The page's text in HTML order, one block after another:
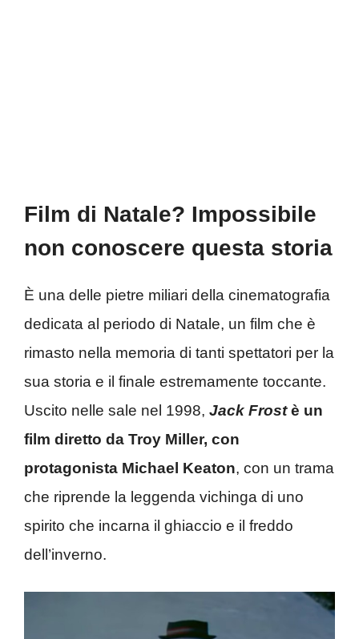
Film di Natale? Impossibile
non conoscere questa storia
È una delle pietre miliari della cinematografia
dedicata al periodo di Natale, un film che è
rimasto nella memoria di tanti spettatori per la
sua storia e il finale estremamente toccante.
Uscito nelle sale nel 1998, Jack Frostè un
film diretto da Troy Miller, con
protagonista Michael Keaton, con un trama
che riprende la leggenda vichinga di uno
spirito che incarna il ghiaccio e il freddo
dell’inverno.